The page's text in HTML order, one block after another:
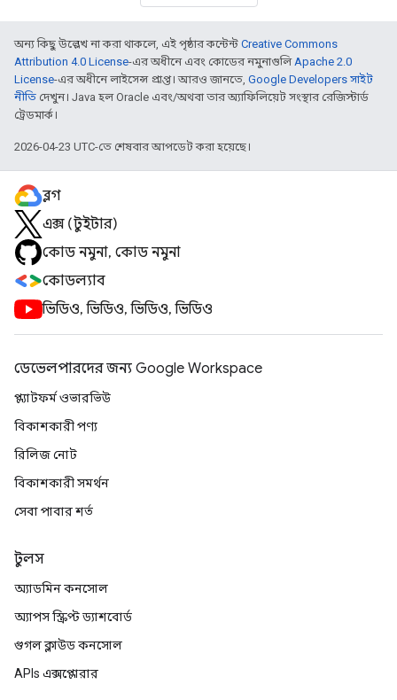
অন্য কিছু উল্লেখ না করা থাকলে, এই পৃষ্ঠার কন্টেন্ট Creative Commons
Attribution 4.0 License-এর অধীনে এবং কোডের নমুনাগুলিApache 2.0
License-এর অধীনে লাইসেন্স প্রাপ্ত। আরও জানতে, Google Developers সাইট
নীতি দেখুন। Java হল Oracle এবং/অথবা তার অ্যাফিলিয়েট সংস্থার রেজিস্টার্ড
ট্রেডমার্ক।
2026-04-23 UTC-তে শেষবার আপডেট করা হয়েছে।
ব্লগ
এক্স (টুইটার)
কোড নমুনা, কোড নমুনা
কোডল্যাব
ভিডিও, ভিডিও, ভিডিও, ভিডিও
ডেভেলপারদের জন্য Google Workspace
প্ল্যাটফর্ম ওভারভিউ
বিকাশকারী পণ্য
রিলিজ নোট
বিকাশকারী সমর্থন
সেবা পাবার শর্ত
টুলস
অ্যাডমিন কনসোল
অ্যাপস স্ক্রিপ্ট ড্যাশবোর্ড
গুগল ক্লাউড কনসোল
APIs এক্সপ্লোরার